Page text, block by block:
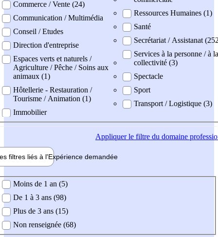
Commerce / Vente (24)
Communication / Multimédia
Conseil / Etudes
Direction d'entreprise
Espaces verts et naturels /
Agriculture / Pêche / Soins aux
animaux (1)
Hôtellerie - Restauration /
Tourisme / Animation (1)
Immobilier
Ressources Humaines (1)
Santé
Secrétariat / Assistanat
Services à la personne / à la
collectivité (3)
Spectacle
Sport
Transport / Logistique (3)
Appliquerle filtre du domaine
filtres liés à l'Expérience demandée
demandée
Moins de 1 an (5)
De 1 à 3 ans (98)
Plus de 3 ans (15)
Non renseignée (68)